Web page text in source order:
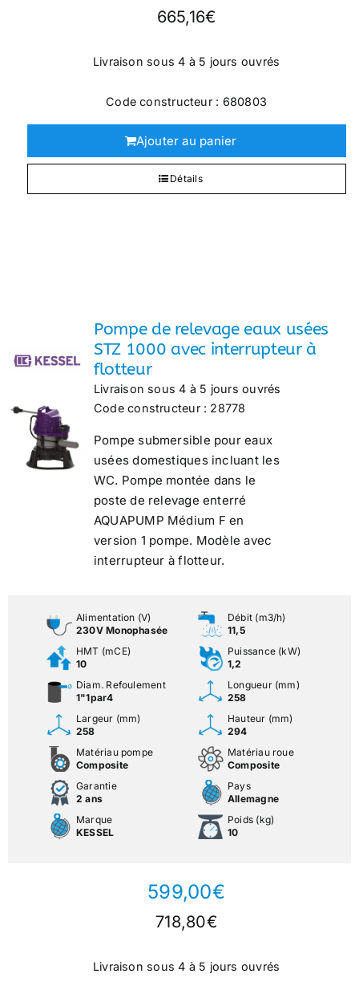
665,16€
Livraison sous 4 à 5 jours ouvrés
Code constructeur : 680803
Ajouter au panier
Détails
Pompe de relevage eaux usées
STZ 1000 avec interrupteur à
flotteur
Livraison sous 4 à 5 jours ouvrés
Code constructeur : 28778
Pompe submersible pour eaux
usées domestiques incluant les
WC. Pompe montée dans le
poste de relevage enterré
AQUAPUMP Médium F en
version 1 pompe. Modèle avec
interrupteur à flotteur.
Alimentation (V)
230V Monophasée
Débit (m3/h)
11,5
HMT (mCE)
10
Puissance (kW)
1,2
Diam. Refoulement
1"1par4
Longueur (mm)
258
Largeur (mm)
258
Hauteur (mm)
294
Matériau pompe
Composite
Matériau roue
Composite
Garantie
2 ans
Pays
Allemagne
Marque
KESSEL
Poids (kg)
10
599,00€
718,80€
Livraison sous 4 à 5 jours ouvrés